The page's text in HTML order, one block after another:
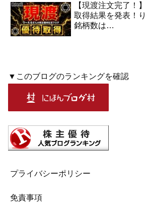
【現渡注文完了！
取得結果を発表！
銘柄数は…
▼このブログのランキングを確認
プライバシーポリシー
免責事項